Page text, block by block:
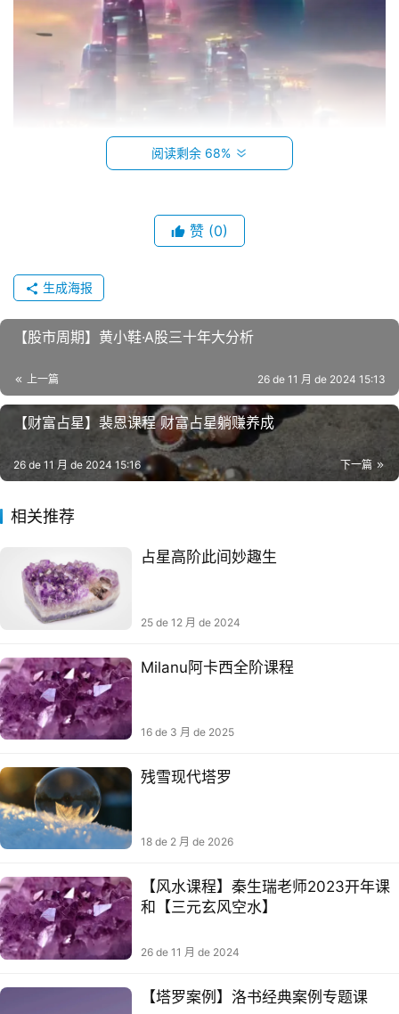
阅读剩余 68%
赞 (0)
生成海报
【股市‮期⁠周‬‎】黄‮鞋⁠小‬‎·A股‮十⁠三‬‎年‮分⁠大‬‎析
上一篇 26 de 11 月 de 2024 15:13
【财富占星】裴恩课程 财富占星躺赚养成
下一篇
26 de 11 月 de 2024 15:16
相关推荐
占星高阶此间妙趣生
25 de 12 月 de 2024
Milanu阿卡西‮阶⁠全‬‎课程
16 de 3 月 de 2025
残雪现代塔罗
18 de 2 月 de 2026
【风水课程】秦生瑞‬老师2023开年‬课
和【三元玄风空‬水】
26 de 11 月 de 2024
【塔罗案例】洛书经典案例专题课